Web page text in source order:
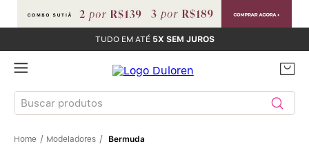
TUDO EM ATÉ 5X SEM JUROS
Buscar produtos
Modeladores Bermuda
TERMOS MAIS BUSCADOS